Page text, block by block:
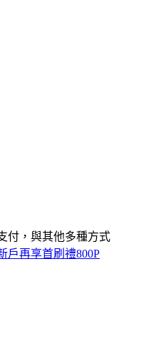
付，與其他多種方式
戶再享首刷禮800P